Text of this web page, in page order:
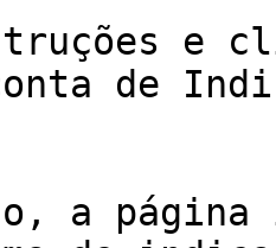
e
de
a